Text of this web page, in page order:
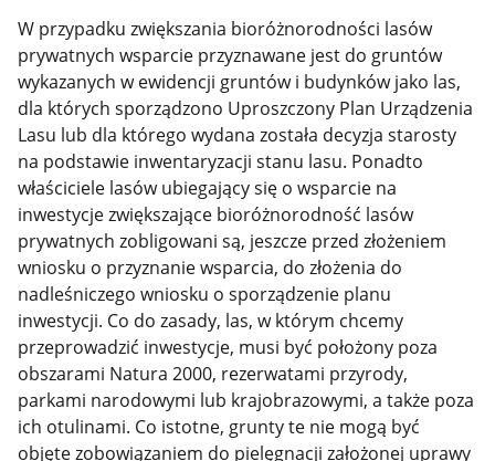
W przypadku zwiększania bioróżnorodności lasów
prywatnych wsparcie przyznawane jest do gruntów
wykazanych w ewidencji gruntów i budynków jako las,
dla których sporządzono Uproszczony Plan Urządzenia
Lasu lub dla którego wydana została decyzja starosty
na podstawie inwentaryzacji stanu lasu. Ponadto
właściciele lasów ubiegający się o wsparcie na
inwestycje zwiększające bioróżnorodność lasów
prywatnych zobligowani są, jeszcze przed złożeniem
wniosku o przyznanie wsparcia, do złożenia do
nadleśniczego wniosku o sporządzenie planu
inwestycji. Co do zasady, las, w którym chcemy
przeprowadzić inwestycje, musi być położony poza
obszarami Natura 2000, rezerwatami przyrody,
parkami narodowymi lub krajobrazowymi, a także poza
ich otulinami. Co istotne, grunty te nie mogą być
objęte zobowiązaniem do pielęgnacji założonej uprawy